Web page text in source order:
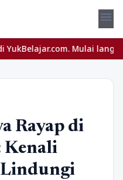
menu
Mulai langkah
Rayap di
Kenali
Lindungi